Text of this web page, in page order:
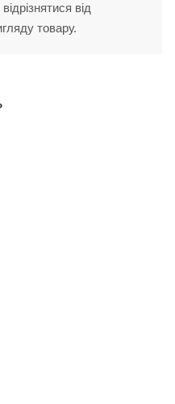
від
товару.